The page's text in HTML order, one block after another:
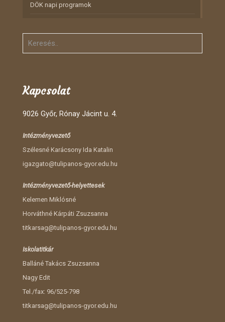
DÖK napi programok
Kapcsolat
9026 Győr, Rónay Jácint u. 4.
Intézményvezető
Szélesné Karácsony Ida Katalin
igazgato@tulipanos-gyor.edu.hu
Intézményvezető-helyettesek
Kelemen Miklósné
Horváthné Kárpáti Zsuzsanna
titkarsag@tulipanos-gyor.edu.hu
Iskolatitkár
Balláné Takács Zsuzsanna
Nagy Edit
Tel./fax: 96/525-798
titkarsag@tulipanos-gyor.edu.hu